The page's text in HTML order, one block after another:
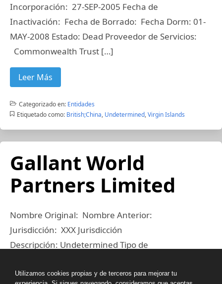
Incorporación: 27-SEP-2005 Fecha de
Inactivación: Fecha de Borrado: Fecha Dorm: 01-
MAY-2008 Estado: Dead Proveedor de Servicios:
Commonwealth Trust […]
Leer Más
Categorizado en: Entidades
Etiquetado como: British;China, Undetermined,Virgin Islands
Gallant World
Partners Limited
Nombre Original: Nombre Anterior:
Jurisdicción: XXX Jurisdicción
Descripción: Undetermined Tipo de
Dirección: TGL Partners Limited 1705A, Silver
Utilizamos cookies propias y de terceros para mejorar tu